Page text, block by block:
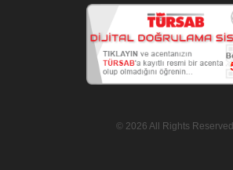
© 2026 All Rights Reserved.